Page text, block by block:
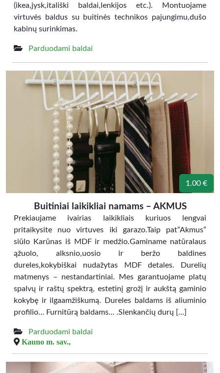
(ikea,jysk,itališki baldai,lenkijos etc.). Montuojame
virtuvės baldus su buitinės technikos pajungimu,dušo
kabinų surinkimas.
Parduodami baldai
1.00 €
Buitiniai laikikliai namams – AKMUS
Prekiaujame ivairias laikikliais kuriuos lengvai
pritaikysite nuo virtuves iki garazo.Taip pat”Akmus”
siūlo Karūnas iš MDF ir medžio.Gaminame natūralaus
ąžuolo, alksnio,uosio ir beržo baldines
dureles,kokybiškai nudažytas MDF detales. Durelių
matmenys – nestandartiniai. Mes garantuojame platų
spalvų ir raštų spektrą, estetinį grožį ir aukštą gaminio
kokybę ir ilgaamžiškumą. Dureles baldams iš aliuminio
profilio… Furnitūrą baldams… .Slenkančių durų […]
Parduodami baldai
Kauno m. sav.,